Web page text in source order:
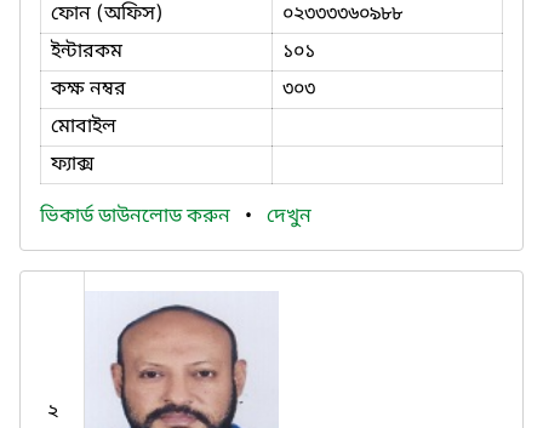
ফোন (অফিস)
০২৩৩৩৩৬০৯৮৮
ইন্টারকম
১০১
কক্ষ নম্বর
৩০৩
মোবাইল
ফ্যাক্স
ভিকার্ড ডাউনলোড করুন • দেখুন
২